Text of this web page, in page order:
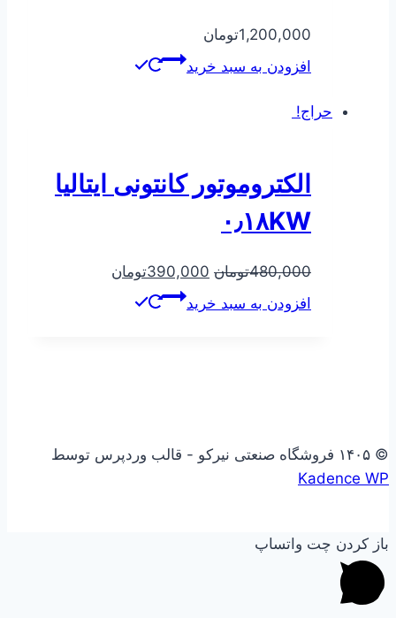
1,200,000تومان
افزودن به سبد خرید
حراج!
الکتروموتور کانتونی ایتالیا
۰٫۱۸KW
480,000تومان 390,000تومان
افزودن به سبد خرید
© ۱۴۰۵ فروشگاه صنعتی نیرکو - قالب وردپرس توسط
Kadence WP
باز کردن چت واتساپ